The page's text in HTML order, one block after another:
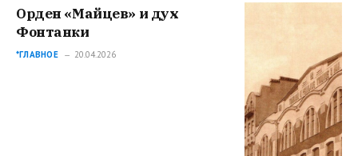
Орден «Майцев» и дух
Фонтанки
*ГЛАВНОЕ 20.04.2026